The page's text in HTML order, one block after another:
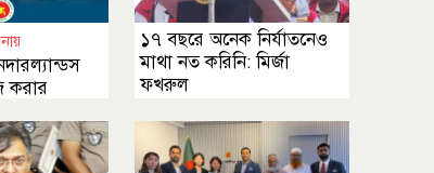
করার
১৭ বছরে অনেক নির্যাতনেও
মাথা নত করিনি: মির্জা
ফখরুল